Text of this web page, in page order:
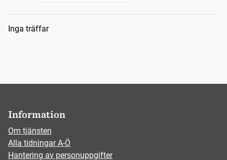
Sökresultat
Inga träffar
Information
Om tjänsten
Alla tidningar A-Ö
Hantering av personuppgifter